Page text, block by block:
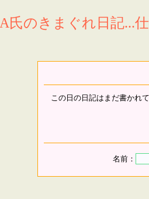
A氏のきまぐれ日記...
この日の日記はまだ書かれて
名前：